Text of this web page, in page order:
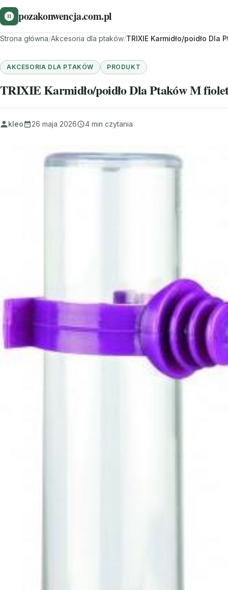
pozakonwencja.com.pl
Strona główna/Akcesoria dla ptaków/TRIXIE Karmidło/poidło
AKCESORIA DLA PTAKÓW PRODUKT
TRIXIE Karmidło/poidło Dla Ptaków M
kleo 26 maja 2026 4 min czytania